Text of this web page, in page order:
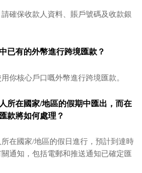
確保收款人資料、賬戶號碼及收款銀
已有的外幣進行跨境匯款？
你核心戶口嘅外幣進行跨境匯款。
所在國家/地區的假期中匯出，而在
款將如何處理？
在國家/地區的假日進行，預計到達時
通知，包括電郵和推送通知已確定匯